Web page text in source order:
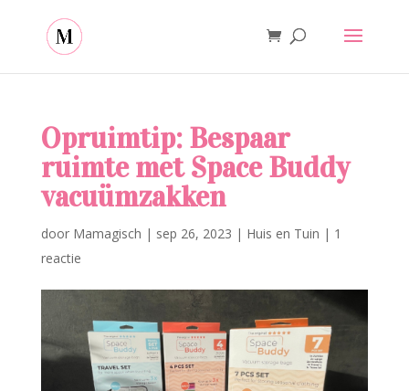
Opruimtip: Bespaar
ruimte met Space Buddy
vacuümzakken
door Mamagisch | sep 26, 2023 | Huis en Tuin | 1
reactie